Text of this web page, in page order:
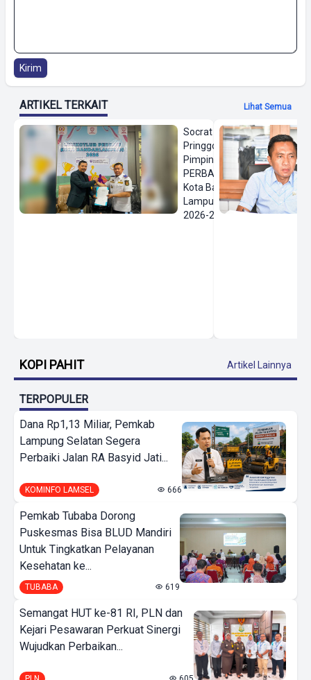
Kirim
ARTIKEL TERKAIT Lihat Semua
Socrat
Pringgodanu
Pimpin
PERBASI
Kota Bandar
Lampung
2026-2030
KOPI PAHIT Artikel Lainnya
TERPOPULER
Dana Rp1,13 Miliar, Pemkab
Lampung Selatan Segera
Perbaiki Jalan RA Basyid Jati...
KOMINFO LAMSEL 666
Pemkab Tubaba Dorong
Puskesmas Bisa BLUD Mandiri
Untuk Tingkatkan Pelayanan
Kesehatan ke...
TUBABA 619
Semangat HUT ke-81 RI, PLN dan
Kejari Pesawaran Perkuat Sinergi
Wujudkan Perbaikan...